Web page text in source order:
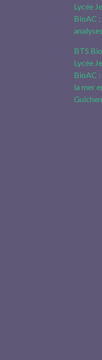
Lycée
BioAC
BTS
Lycée
BioAC
la mer
Guichen